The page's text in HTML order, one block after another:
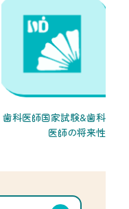
歯科医師国家試験&歯科
医師の将来性